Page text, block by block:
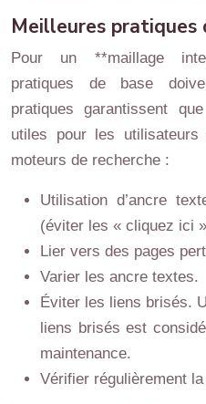
Meilleures pratiques
Pour un **maillage
pratiques de base
pratiques garantissent
utiles pour les
moteurs de recherche :
Utilisation d’ancre
(éviter les « cliquez ici
Lier vers des pages
Varier les ancre textes.
Éviter les liens brisés.
liens brisés est
maintenance.
Vérifier régulièrement